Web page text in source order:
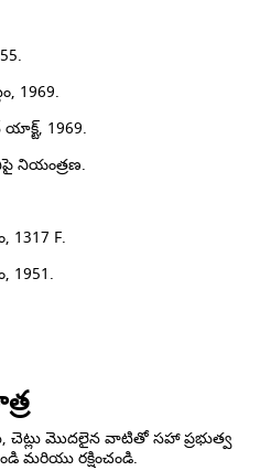
1969.
యాక్ట్, 1969.
నియంత్రణ.
1317 F.
1951.
చెట్లు మొదలైన వాటితో సహా ప్రభుత్వ
మరియు రక్షించండి.